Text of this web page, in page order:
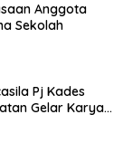
Anggota
Sekolah
Pj Kades
Gelar Karya